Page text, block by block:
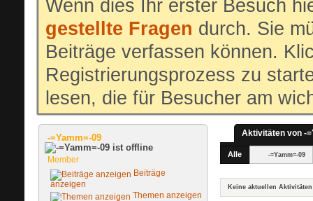
Wenn dies Ihr erster Besuch
gestellte Fragen durch. Sie
Beiträge verfassen können.
Registrierungsprozess zu
lesen, die für Besucher am
-=Yamm=-09
Member
Beiträge
anzeigen
Themen anzeigen
Aktivitäten von -
Alle -=Yamm=-09
Keine aktuellen Aktivitäten